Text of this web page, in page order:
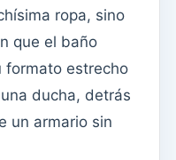
ropa, sino
que el baño
formato estrecho
ducha, detrás
un armario sin